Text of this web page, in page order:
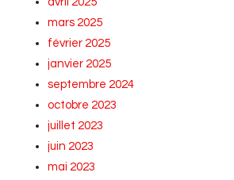
mars 2025
février 2025
janvier 2025
septembre 2024
octobre 2023
juillet 2023
juin 2023
mai 2023